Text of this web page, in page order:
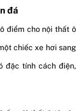
đá
điểm cho nội thất ô
chiếc xe hơi sang
đặc tính cách điện,